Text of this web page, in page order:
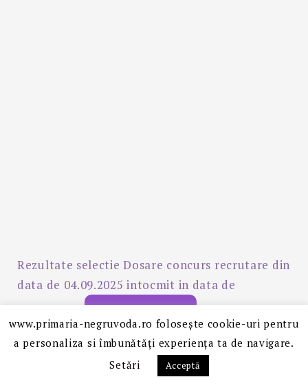
Rezultate selectie Dosare concurs recrutare din
data de 04.09.2025 intocmit in data de
www.primaria-negruvoda.ro folosește cookie-uri pentru
a personaliza si îmbunătăți experiența ta de navigare.
Setări
Acceptă
CONTACT